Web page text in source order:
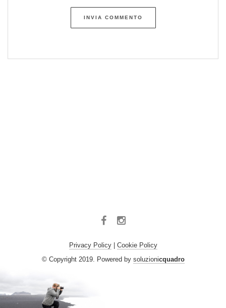
INVIA COMMENTO
Facebook
Instagram
Privacy Policy| Cookie Policy
© Copyright 2019. Powered by soluzionicquadro